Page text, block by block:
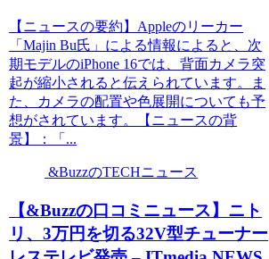
【ニュースの要約】Appleのリーカー
「Majin Bu氏」による情報によると、次
期モデルのiPhone 16では、背面カメラ突
起が縮小されると伝えられています。ま
た、カメラの配置や色展開についても予
想がされています。【ニュースの背
景】：「...
&BuzzのTECHニュース
【&Buzzの口コミニュース】ニト
リ、3万円を切る32V型チューナー